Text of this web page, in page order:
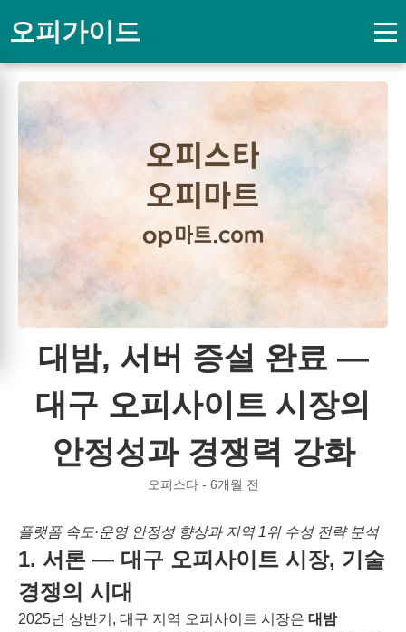
오피가이드
대밤, 서버 증설 완료 ―
대구 오피사이트 시장의
안정성과 경쟁력 강화
오피스타 - 6개월 전
플랫폼 속도·운영 안정성 향상과 지역 1위 수성 전략 분석
1. 서론 ― 대구 오피사이트 시장, 기술
경쟁의 시대
2025년 상반기, 대구 지역 오피사이트 시장은 대밤